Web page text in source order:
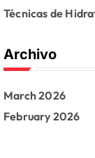
Técnicas de
Archivo
March 2026
February 2026